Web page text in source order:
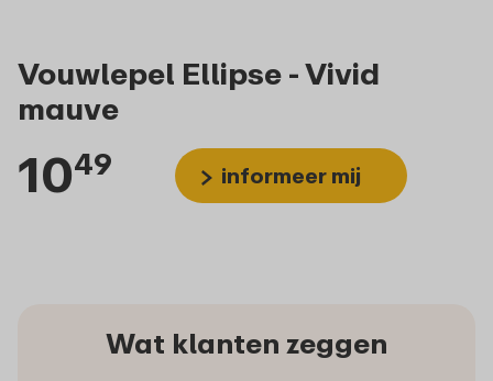
Vouwlepel Ellipse - Vivid
mauve
1049 informeer mij
Wat klanten zeggen